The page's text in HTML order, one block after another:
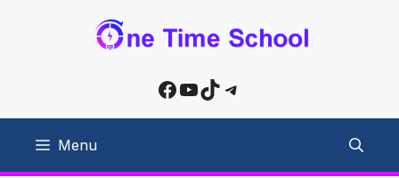
Facebook
YouTube
TikTokTelegram
Menu